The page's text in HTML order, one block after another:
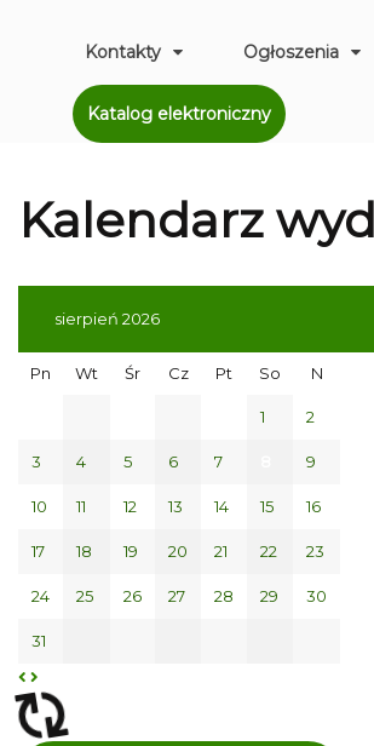
Kontakty Ogłoszenia
Katalog elektroniczny
Kalendarz
sierpień 2026
Pn Wt Śr Cz Pt So N
1 2
3 4 5 6 7 9
10 11 12 13 14 15 16
17 18 19 20 21 22 23
24 25 26 27 28 29 30
31